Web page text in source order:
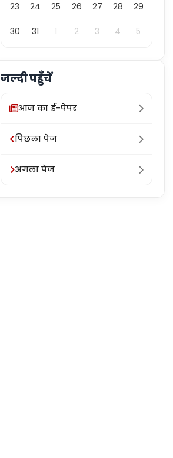
23 24 25 26 27 28 29
30 31 1 2 3 4 5
जल्दी पहुँचें
आज का ई-पेपर
पिछला पेज
अगला पेज